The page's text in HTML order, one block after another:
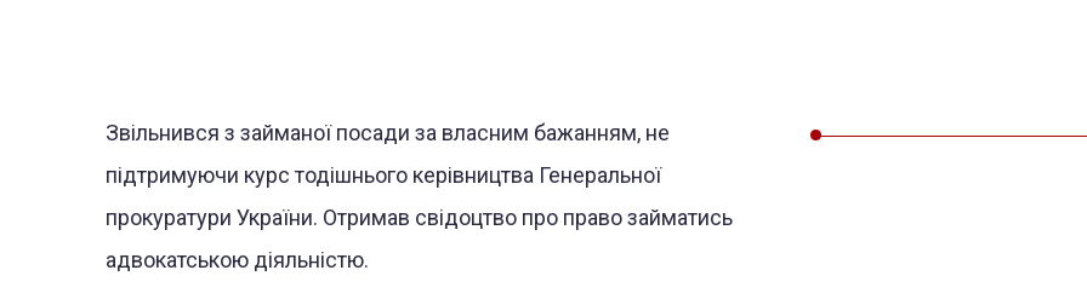
Звільнився з займаної посади за власним бажанням, не
підтримуючи курс тодішнього керівництва Генеральної
прокуратури України. Отримав свідоцтво про право займатись
адвокатською діяльністю.